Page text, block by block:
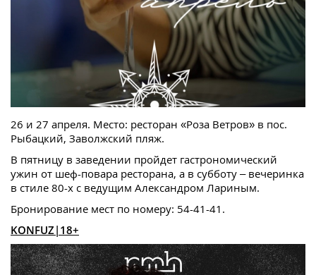
26 и 27 апреля. Место: ресторан «Роза Ветров» в пос.
Рыбацкий, Заволжский пляж.
В пятницу в заведении пройдет гастрономический
ужин от шеф-повара ресторана, а в субботу – вечеринка
в стиле 80-х с ведущим Александром Лариным.
Бронирование мест по номеру: 54-41-41.
KONFUZ|18+